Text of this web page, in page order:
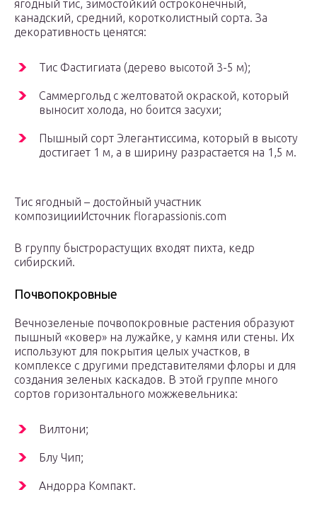
ягодный тис, зимостойкий остроконечный,
канадский, средний, коротколистный сорта. За
декоративность ценятся:
Тис Фастигиата (дерево высотой 3-5 м);
Саммергольд с желтоватой окраской, который
выносит холода, но боится засухи;
Пышный сорт Элегантиссима, который в высоту
достигает 1 м, а в ширину разрастается на 1,5 м.
Тис ягодный – достойный участник
композицииИсточник florapassionis.com
В группу быстрорастущих входят пихта, кедр
сибирский.
Почвопокровные
Вечнозеленые почвопокровные растения образуют
пышный «ковер» на лужайке, у камня или стены. Их
используют для покрытия целых участков, в
комплексе с другими представителями флоры и для
создания зеленых каскадов. В этой группе много
сортов горизонтального можжевельника:
Вилтони;
Блу Чип;
Андорра Компакт.